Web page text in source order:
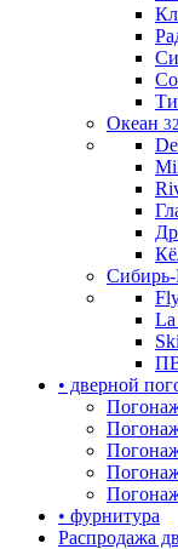
Океан 32
La
• дверной
• фурнитура
Распродажа